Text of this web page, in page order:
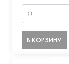
В КОРЗИНУ